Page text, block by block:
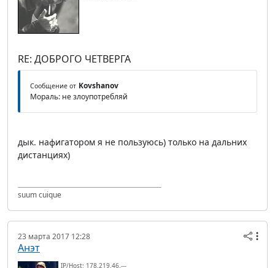
RE: ДОБРОГО ЧЕТВЕРГА
Сообщение от Kovshanov
Мораль: не злоупотребляй
дык. нафигатором я не пользуюсь) только на дальних
дистанциях)
suum cuique
23 марта 2017 12:28
Анэт
IP/Host: 178.219.46.---